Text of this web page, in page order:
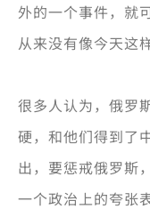
外的一个事件，就
从来没有像今天这
很多人认为，俄罗
硬，和他们得到了
出，要惩戒俄罗斯
一个政治上的夸张